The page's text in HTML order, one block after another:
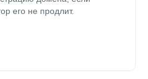
его не продлит.